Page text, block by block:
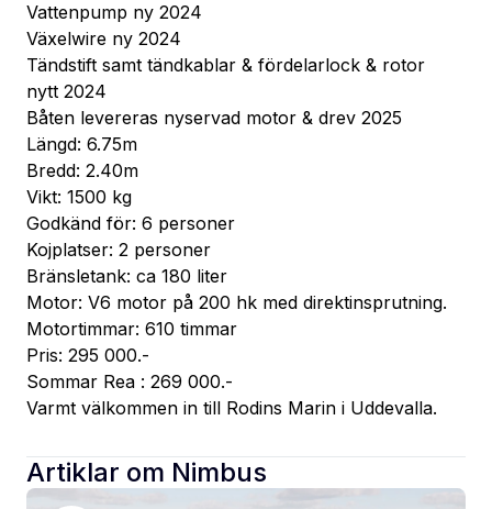
Vattenpump ny 2024
Växelwire ny 2024
Tändstift samt tändkablar & fördelarlock & rotor
nytt 2024
Båten levereras nyservad motor & drev 2025
Längd: 6.75m
Bredd: 2.40m
Vikt: 1500 kg
Godkänd för: 6 personer
Kojplatser: 2 personer
Bränsletank: ca 180 liter
Motor: V6 motor på 200 hk med direktinsprutning.
Motortimmar: 610 timmar
Pris: 295 000.-
Sommar Rea : 269 000.-
Varmt välkommen in till Rodins Marin i Uddevalla.
Artiklar om Nimbus